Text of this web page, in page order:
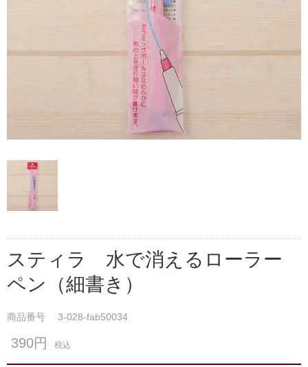
スティラ 水で消えるローラー
ペン（細書き）
商品番号 3-028-fab50034
390円 税込